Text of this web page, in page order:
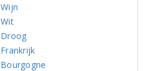
Wijn
Wit
Droog
Frankrijk
Bourgogne